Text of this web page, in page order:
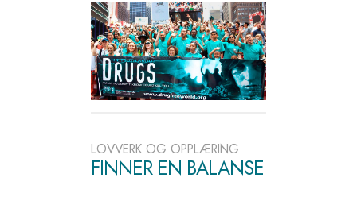
LOVVERK OG OPPLÆRING
FINNER EN BALANSE